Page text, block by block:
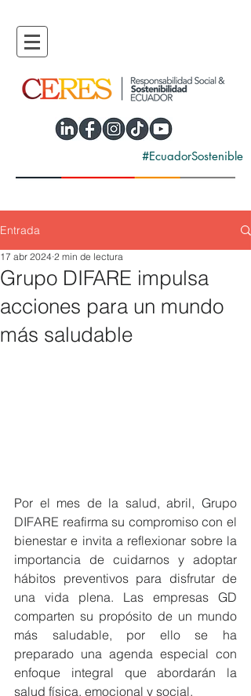
#EcuadorSostenible
Entrada
Grupo DIFARE impulsa
acciones para un mundo
más saludable
17 abr 2024 2 min de lectura
Por el mes de la salud, abril, Grupo
DIFARE reafirma su compromiso con el
bienestar e invita a reflexionar sobre la
importancia de cuidarnos y adoptar
hábitos preventivos para disfrutar de
una vida plena. Las empresas GD
comparten su propósito de un mundo
más saludable, por ello se ha
preparado una agenda especial con
enfoque integral que abordarán la
salud física, emocional y social.